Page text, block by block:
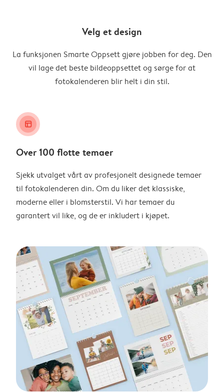
Velg et design
La funksjonen Smarte Oppsett gjøre jobben for deg. Den
vil lage det beste bildeoppsettet og sørge for at
fotokalenderen blir helt i din stil.
layout_alt
Over 100 flotte temaer
Sjekk utvalget vårt av profesjonelt designede temaer
til fotokalenderen din. Om du liker det klassiske,
moderne eller i blomsterstil. Vi har temaer du
garantert vil like, og de er inkludert i kjøpet.